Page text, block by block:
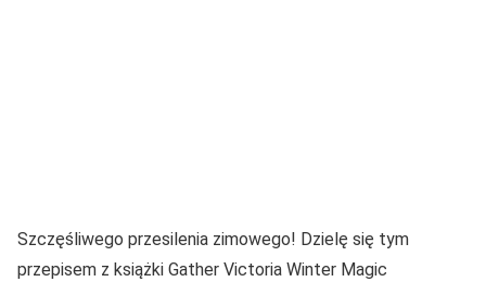
Szczęśliwego przesilenia zimowego! Dzielę się tym
przepisem z książki Gather Victoria Winter Magic